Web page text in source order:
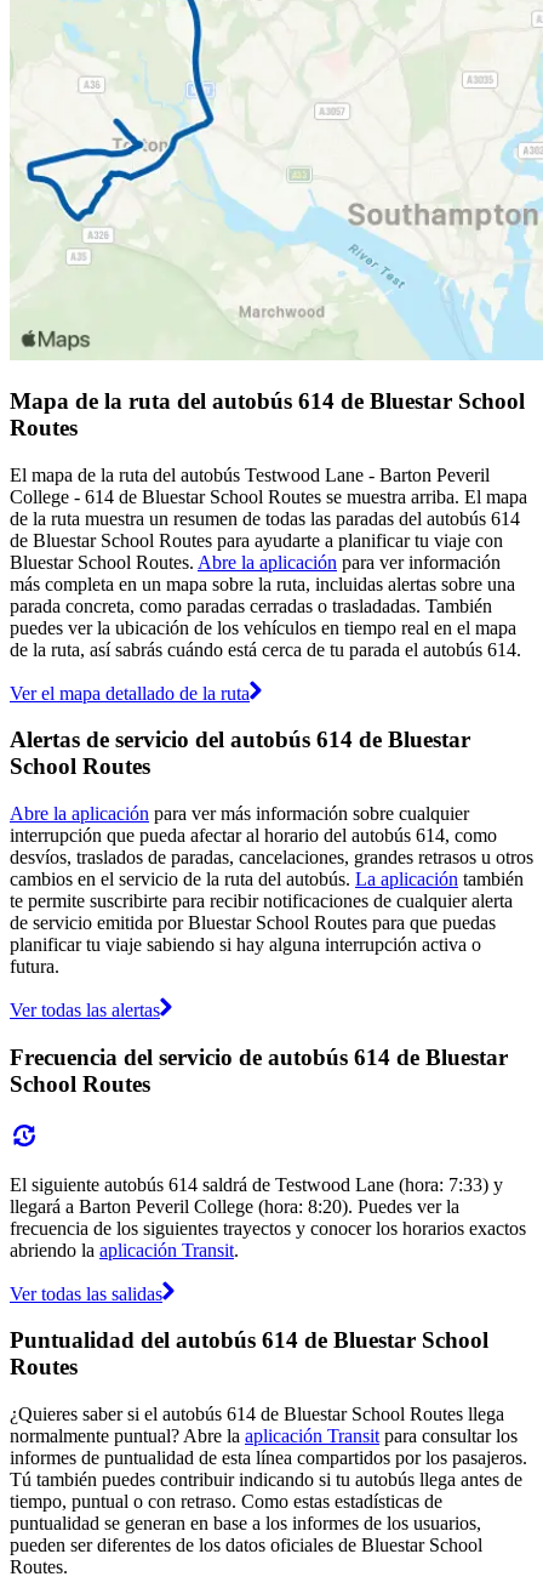
Mapa de la ruta del autobús 614 de Bluestar School
Routes
El mapa de la ruta del autobús Testwood Lane - Barton Peveril
College - 614 de Bluestar School Routes se muestra arriba. El mapa
de la ruta muestra un resumen de todas las paradas del autobús 614
de Bluestar School Routes para ayudarte a planificar tu viaje con
Bluestar School Routes. Abre la aplicación para ver información
más completa en un mapa sobre la ruta, incluidas alertas sobre una
parada concreta, como paradas cerradas o trasladadas. También
puedes ver la ubicación de los vehículos en tiempo real en el mapa
de la ruta, así sabrás cuándo está cerca de tu parada el autobús 614.
Ver el mapa detallado de la ruta
Alertas de servicio del autobús 614 de Bluestar
School Routes
Abre la aplicación para ver más información sobre cualquier
interrupción que pueda afectar al horario del autobús 614, como
desvíos, traslados de paradas, cancelaciones, grandes retrasos u otros
cambios en el servicio de la ruta del autobús. La aplicación también
te permite suscribirte para recibir notificaciones de cualquier alerta
de servicio emitida por Bluestar School Routes para que puedas
planificar tu viaje sabiendo si hay alguna interrupción activa o
futura.
Ver todas las alertas
Frecuencia del servicio de autobús 614 de Bluestar
School Routes
El siguiente autobús 614 saldrá de Testwood Lane (hora: 7:33) y
llegará a Barton Peveril College (hora: 8:20). Puedes ver la
frecuencia de los siguientes trayectos y conocer los horarios exactos
abriendo la aplicación Transit.
Ver todas las salidas
Puntualidad del autobús 614 de Bluestar School
Routes
¿Quieres saber si el autobús 614 de Bluestar School Routes llega
normalmente puntual? Abre la aplicación Transit para consultar los
informes de puntualidad de esta línea compartidos por los pasajeros.
Tú también puedes contribuir indicando si tu autobús llega antes de
tiempo, puntual o con retraso. Como estas estadísticas de
puntualidad se generan en base a los informes de los usuarios,
pueden ser diferentes de los datos oficiales de Bluestar School
Routes.